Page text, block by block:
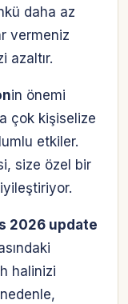
daha az
vermeniz
azaltır.
in önemi
çok kişiselize
etkiler.
size özel bir
2026 update
halinizi